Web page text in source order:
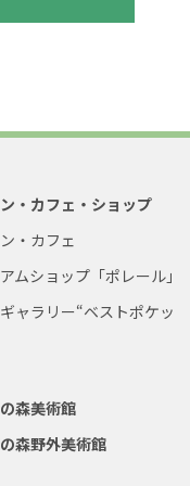
・カフェ・ショップ
・カフェ
ムショップ「ポレール」
ャラリー“ベストポケッ
森美術館
森野外美術館